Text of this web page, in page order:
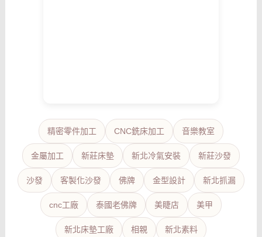
精密零件加工 CNC銑床加工 音樂教室
金屬加工 新莊床墊 新北冷氣安裝 新莊沙發
沙發 客製化沙發 佛牌 金型設計 新北抓漏
cnc工廠 泰國老佛牌 美睫店 美甲
新北床墊工廠 相親 新北素料